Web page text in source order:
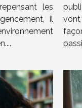
les
il